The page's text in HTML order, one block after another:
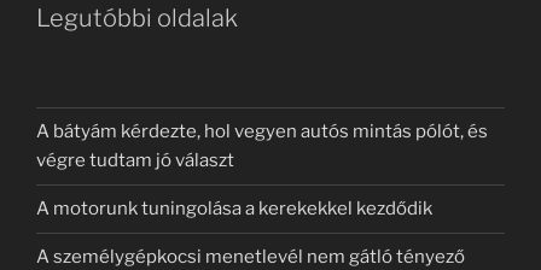
Legutóbbi oldalak
A bátyám kérdezte, hol vegyen autós mintás pólót, és
végre tudtam jó választ
A motorunk tuningolása a kerekekkel kezdődik
A személygépkocsi menetlevél nem gátló tényező